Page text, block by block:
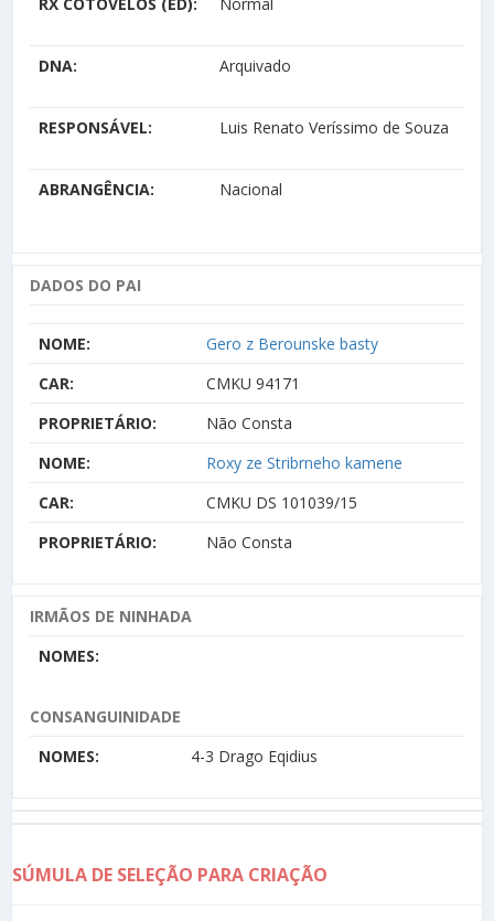
DNA: Arquivado
RESPONSÁVEL: Luis Renato Veríssimo de Souza
ABRANGÊNCIA: Nacional
DADOS DO PAI
NOME:
Gero z Berounske basty
CAR:
CMKU 94171
PROPRIETÁRIO:
Não Consta
NOME:
Roxy ze Stribrneho kamene
CAR:
CMKU DS 101039/15
PROPRIETÁRIO:
Não Consta
IRMÃOS DE NINHADA
NOMES:
CONSANGUINIDADE
NOMES:
4-3 Drago Eqidius
SÚMULA DE SELEÇÃO PARA CRIAÇÃO